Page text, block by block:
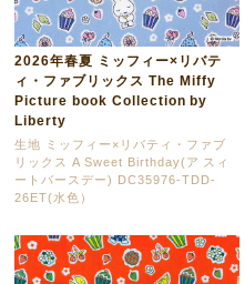
2026年春夏 ミッフィー×リバテ
ィ・ファブリックス The Miffy
Picture book Collection by
Liberty
生地 ミッフィー×リバティ・ファブ
リックス A Sweet Birthday(ア スィ
ートバースデー) DC35976-TDD-
26ET(水色）